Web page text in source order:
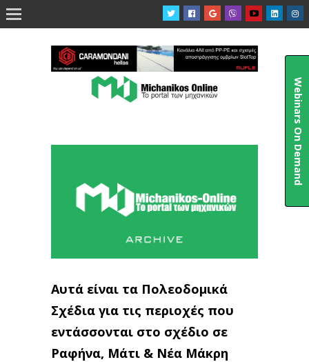

Αυτά είναι τα Πολεοδομικά
Σχέδια για τις περιοχές που
εντάσσονται στο σχέδιο σε
Ραφήνα, Μάτι & Νέα Μάκρη
Webinars On Demand